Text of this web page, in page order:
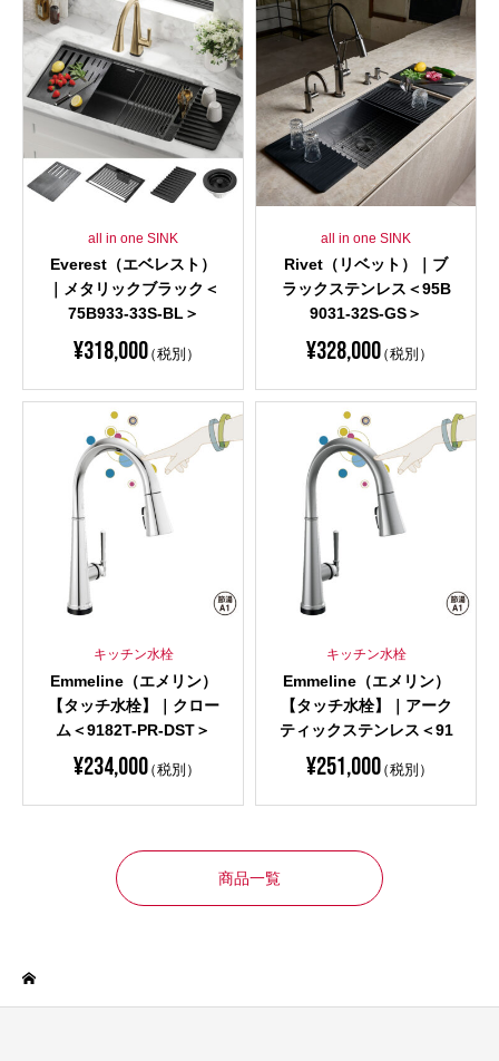
all in one SINK
Everest（エベレスト）
｜メタリックブラック＜
75B933-33S-BL＞
¥318,000（税別）
all in one SINK
Rivet（リベット）｜ブ
ラックステンレス＜95B
9031-32S-GS＞
¥328,000（税別）
キッチン水栓
Emmeline（エメリン）
【タッチ水栓】｜クロー
ム＜9182T-PR-DST＞
¥234,000（税別）
キッチン水栓
Emmeline（エメリン）
【タッチ水栓】｜アーク
ティックステンレス＜91
82T-AR-PR-DST＞
¥251,000（税別）
商品一覧